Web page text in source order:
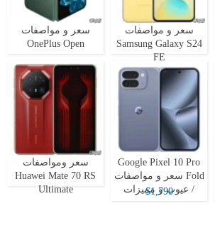
سعر و مواصفات
Samsung Galaxy S24
FE
سعر و مواصفات
OnePlus Open
Google Pixel 10 Pro
Fold سعر و مواصفات
/ عيوب و مميزات
$1,790
سعر ومواصفات
Huawei Mate 70 RS
Ultimate